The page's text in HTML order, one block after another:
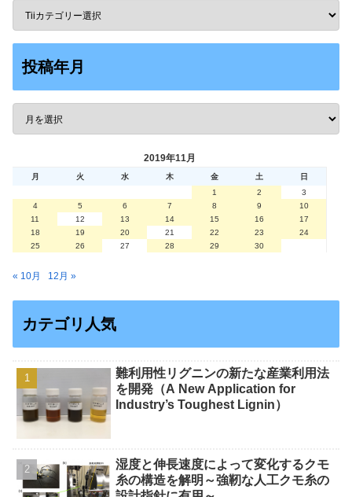
投稿年月
2019年11月
月 火 水 木 金 土
日
1
2
3
4
5 6 7 8 9
10
11
12 13 14 15 16
17
18
19 20 21 22 23
24
25
26 27 28 29 30
« 10月 12月 »
カテゴリ人気
難利用性リグニンの新たな産業利用法
を開発（A New Application for
Industry’s Toughest Lignin）
湿度と伸長速度によって変化するクモ
糸の構造を解明～強靭な人工クモ糸の